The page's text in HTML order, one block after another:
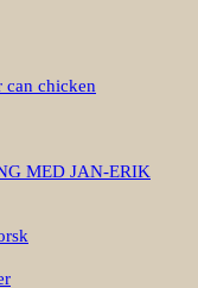
can chicken
MED JAN-ERIK